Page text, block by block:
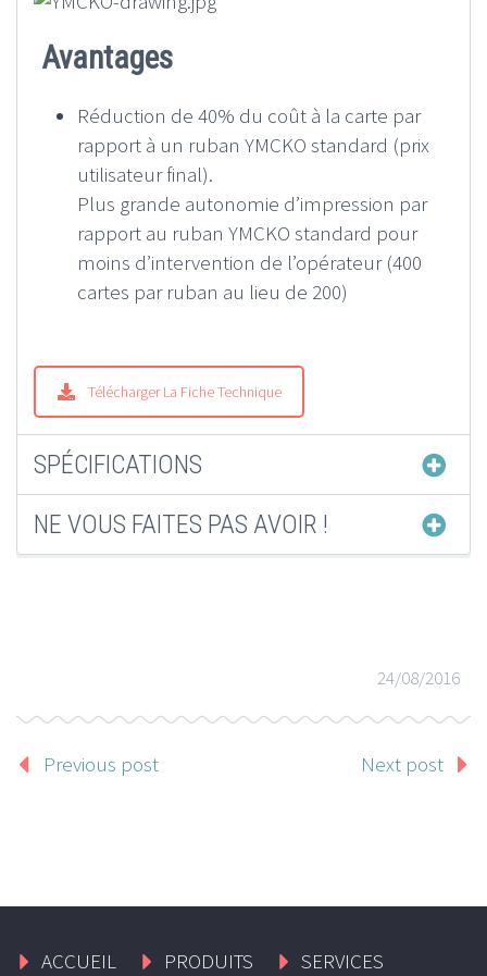
Avantages
Réduction de 40% du coût à la carte par
rapport à un ruban YMCKO standard (prix
utilisateur final).
Plus grande autonomie d’impression par
rapport au ruban YMCKO standard pour
moins d’intervention de l’opérateur (400
cartes par ruban au lieu de 200)
Télécharger La Fiche Technique
SPÉCIFICATIONS
NE VOUS FAITES PAS AVOIR !
24/08/2016
Previous post Next post
ACCUEIL PRODUITS
SERVICES